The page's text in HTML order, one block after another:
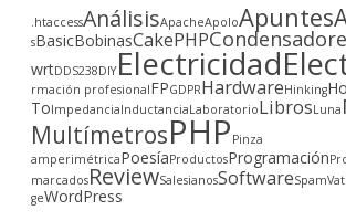
.htaccessAnálisisApacheApoloApuntes
sBasicBobinasCakePHP
wrtDDS238DIYElectricidad
rmación profesionalFPGDPRHardwareHinking
ToImpedanciaInductanciaLaboratorioLibrosLuna
MultímetrosPHP Pinza
amperimétricaPoesíaProductosProgramación
marcadosReviewSalesianosSoftwareSpam
geWordPress